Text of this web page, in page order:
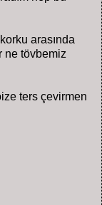
arasında
ne tövbemiz
ters çevirmen